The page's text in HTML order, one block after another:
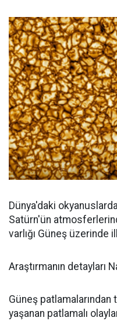
Dünya'daki
Satürn'ün
varlığı Güneş üzerinde
Araştırmanın detayları
Güneş patlamalarından
yaşanan patlamalı